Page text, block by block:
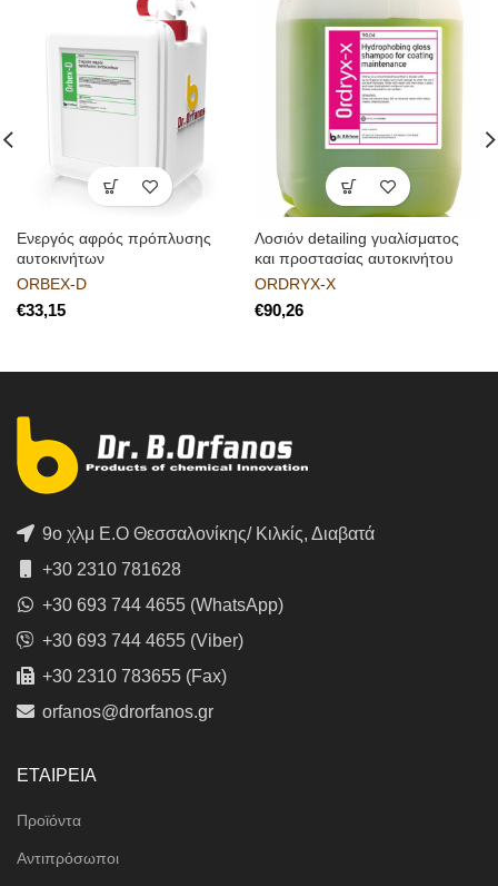
Ενεργός αφρός πρόπλυσης
αυτοκινήτων
ORBEX-D
€
Λοσιόν detailing γυαλίσματος
και προστασίας αυτοκινήτου
ORDRYX-X
€
9ο χλμ Ε.Ο Θεσσαλονίκης/ Κιλκίς, Διαβατά
+30 2310 781628
+30 693 744 4655 (WhatsApp)
+30 693 744 4655 (Viber)
+30 2310 783655 (Fax)
orfanos@drorfanos.gr
ΕΤΑΙΡΕΙΑ
Προϊόντα
Αντιπρόσωποι